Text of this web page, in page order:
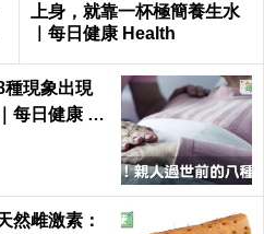
上身，就靠一杯極簡養生水
｜每日健康 Health
種現象出現
每日健康 He
然雌激素：